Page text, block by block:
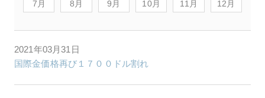
7月 8月 9月 10月 11月 12月
2021年03月31日
国際金価格再び１７００ドル割れ